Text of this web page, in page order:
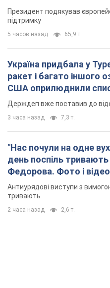
Президент подякував
підтримку
5 часов назад 65,9 т.
Україна придбала у
ракет і багато іншого
США оприлюднили
Держдеп вже поставив до
3 часа назад 7,3 т.
"Нас почули на одне
день поспіль
Федорова. Фото і відео
Антиурядові виступи з
тривають
2 часа назад 2,6 т.